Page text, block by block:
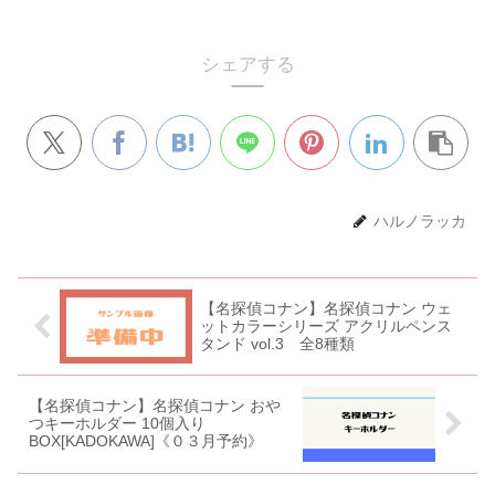
シェアする
ハルノラッカ
【名探偵コナン】名探偵コナン ウェ
ットカラーシリーズ アクリルペンス
タンド vol.3 全8種類
【名探偵コナン】名探偵コナン おや
つキーホルダー 10個入り
BOX[KADOKAWA]《０３月予約》